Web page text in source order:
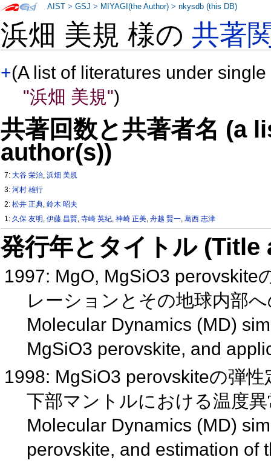
浜畑 美規 様の共著
+(A list of literatures under
"浜畑 美規")
共著回数と共著者名 (a
author(s))
7:大谷 栄治,浜畑 美規
3:河村 雄行
2:松井 正典,鈴木 昭夫
1: 久保 友明 ,伊藤 昌賢,寺崎 英紀,神崎 正美,舟越 賢一,葛西 志津
発行年とタイトル
1997: MgO, MgSiO3 perovskite
レーションとその地球内部
Molecular Dynamics (MD)
MgSiO3 perovskite, and
1998: MgSiO3 perovskiteの弾
下部マントルにおける温度
Molecular Dynamics (MD)
perovskite, and estimation of
AIST >GSJ > MIYAGI(the Author) >nkysdb (this DB)